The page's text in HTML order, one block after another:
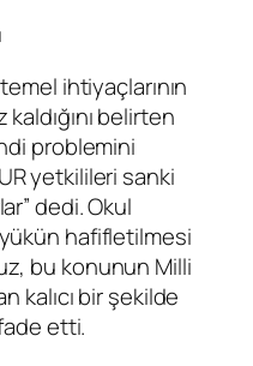
ihtiyaçlarının
belirten
problemini
yetkilileri sanki
dedi. Okul
hafifletilmesi
bu konunun Milli
kalıcı bir şekilde
etti.